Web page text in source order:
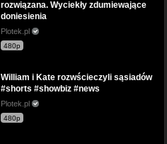
rozwiązana. Wyciekły zdumiewające
doniesienia
Plotek.pl
480p
William i Kate rozwścieczyli sąsiadów
#shorts #showbiz #news
Plotek.pl
480p